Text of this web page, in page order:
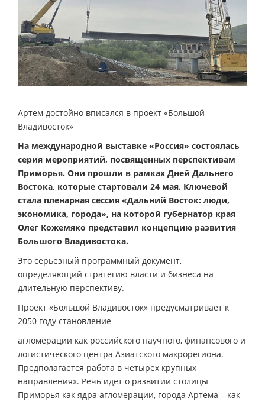
Артем достойно вписался в проект «Большой
Владивосток»
На международной выставке «Россия» состоялась
серия мероприятий, посвященных перспективам
Приморья. Они прошли в рамках Дней Дальнего
Востока, которые стартовали 24 мая. Ключевой
стала пленарная сессия «Дальний Восток: люди,
экономика, города», на которой губернатор края
Олег Кожемяко представил концепцию развития
Большого Владивостока.
Это серьезный программный документ,
определяющий стратегию власти и бизнеса на
длительную перспективу.
Проект «Большой Владивосток» предусматривает к
2050 году становление
агломерации как российского научного, финансового и
логистического центра Азиатского макрорегиона.
Предполагается работа в четырех крупных
направлениях. Речь идет о развитии столицы
Приморья как ядра агломерации, города Артема – как